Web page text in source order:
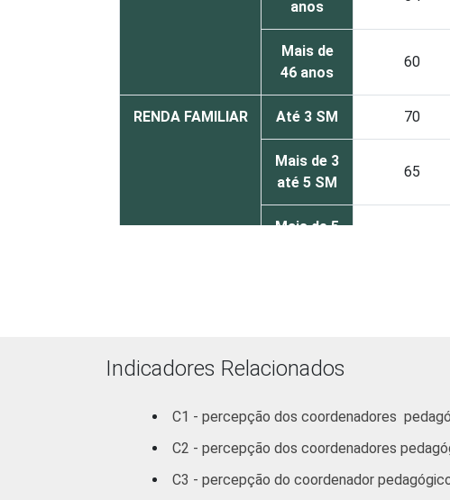
anos
Mais de
46 anos
60
RENDA FAMILIAR Até 3 SM 70
Mais de 3
até 5 SM
65
Mais de 5
até 5 SM
SM
63
Centro-
60
Indicadores Relacionados
C1 - percepção dos coordenadores
C2 - percepção dos coordenadores
C3 - percepção do coordenador